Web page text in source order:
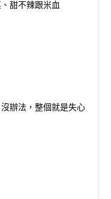
甜不辣跟米血
辦法，整個就是失心